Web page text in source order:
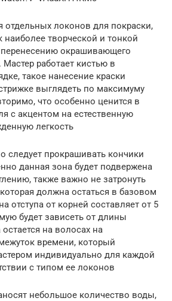
отдельных локонов для покраски,
наиболее творческой и тонкой
окрашивающего
работает кистью в
такое нанесение краски
выглядеть по максимуму
что особенно ценится в
с акцентом на естественную
легкость
следует прокрашивать кончики
данная зона будет подвержена
также важно не затронуть
должна остаться в базовом
отступа от корней составляет от 5
будет зависеть от длины
на волосах на
времени, который
индивидуально для каждой
с типом ее локонов
небольшое количество воды,